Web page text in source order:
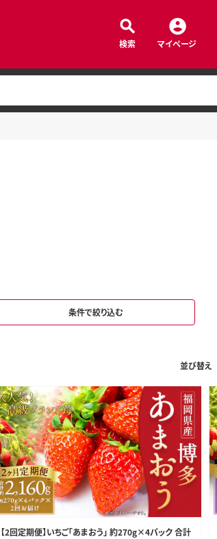
検索 マイページ
条件で絞り込む
並び替え
【2回定期便】いちご「あまおう」 約270g×4パック 合計